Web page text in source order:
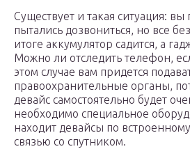
Существует и такая ситуация:
пытались дозвониться, но все
итоге аккумулятор садится, а
Можно ли отследить телефон,
этом случае вам придется
правоохранительные органы,
девайс самостоятельно будет
необходимо специальное
находит девайсы по
связью со спутником.